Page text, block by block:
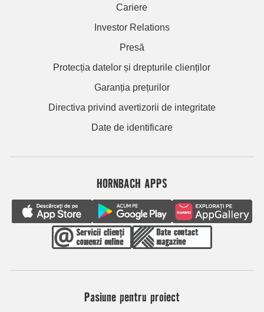
Cariere
Investor Relations
Presă
Protecția datelor și drepturile clienților
Garanția prețurilor
Directiva privind avertizorii de integritate
Date de identificare
HORNBACH APPS
Pasiune pentru proiect